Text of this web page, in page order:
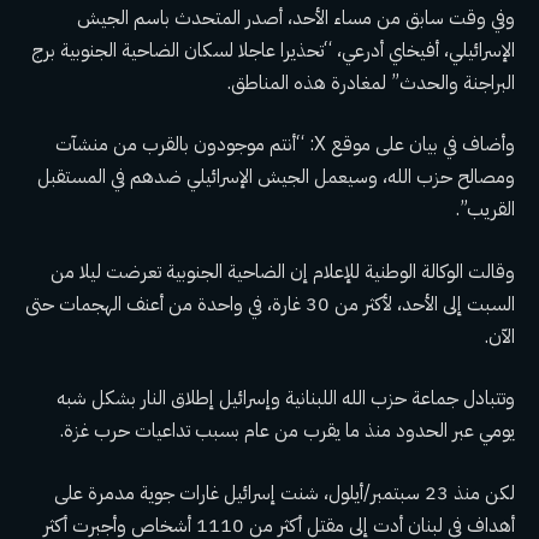
وفي وقت سابق من مساء الأحد، أصدر المتحدث باسم الجيش
الإسرائيلي، أفيخاي أدرعي، “تحذيرا عاجلا لسكان الضاحية الجنوبية برج
البراجنة والحدث” لمغادرة هذه المناطق.
وأضاف في بيان على موقع X: “أنتم موجودون بالقرب من منشآت
ومصالح حزب الله، وسيعمل الجيش الإسرائيلي ضدهم في المستقبل
القريب”.
وقالت الوكالة الوطنية للإعلام إن الضاحية الجنوبية تعرضت ليلا من
السبت إلى الأحد، لأكثر من 30 غارة، في واحدة من أعنف الهجمات حتى
الآن.
وتتبادل جماعة حزب الله اللبنانية وإسرائيل إطلاق النار بشكل شبه
يومي عبر الحدود منذ ما يقرب من عام بسبب تداعيات حرب غزة.
لكن منذ 23 سبتمبر/أيلول، شنت إسرائيل غارات جوية مدمرة على
أهداف في لبنان أدت إلى مقتل أكثر من 1110 أشخاص وأجبرت أكثر